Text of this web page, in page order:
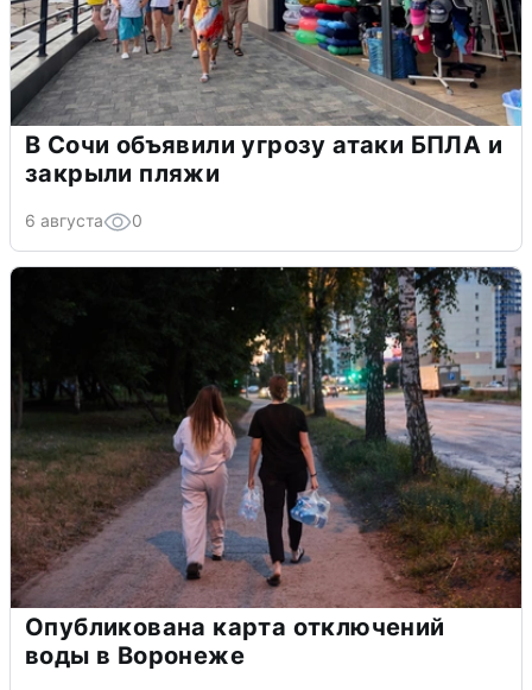
В Сочи объявили угрозу атаки БПЛА и
закрыли пляжи
6 августа 0
Опубликована карта отключений
воды в Воронеже